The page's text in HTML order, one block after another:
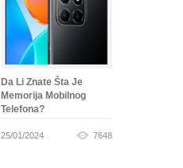
Da Li Znate Šta Je
Memorija Mobilnog
Telefona?
25/01/2024 7648